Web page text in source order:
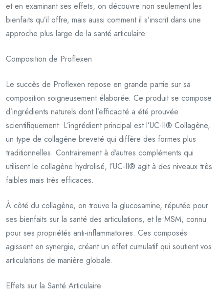
et en examinant ses effets, on découvre non seulement les
bienfaits qu’il offre, mais aussi comment il s’inscrit dans une
approche plus large de la santé articulaire.
Composition de Proflexen
Le succès de Proflexen repose en grande partie sur sa
composition soigneusement élaborée. Ce produit se compose
d’ingrédients naturels dont l’efficacité a été prouvée
scientifiquement. L’ingrédient principal est l’UC-II® Collagène,
un type de collagène breveté qui diffère des formes plus
traditionnelles. Contrairement à d’autres compléments qui
utilisent le collagène hydrolisé, l’UC-II® agit à des niveaux très
faibles mais très efficaces.
À côté du collagène, on trouve la glucosamine, réputée pour
ses bienfaits sur la santé des articulations, et le MSM, connu
pour ses propriétés anti-inflammatoires. Ces composés
agissent en synergie, créant un effet cumulatif qui soutient vos
articulations de manière globale.
Effets sur la Santé Articulaire